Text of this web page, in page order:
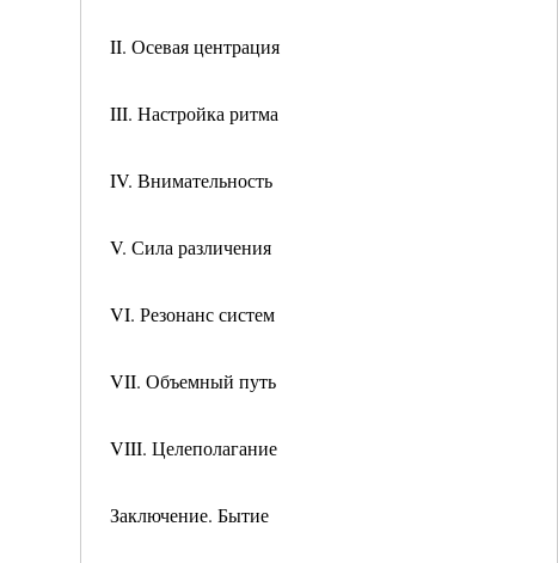
II. Осевая центрация
III. Настройка ритма
IV. Внимательность
V. Сила различения
VI. Резонанс систем
VII. Объемный путь
VIII. Целеполагание
Заключение. Бытие